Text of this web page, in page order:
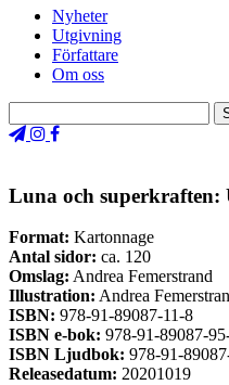
Nyheter
Utgivning
Författare
Om oss
Luna och superkraften:
Format: Kartonnage
Antal sidor: ca. 120
Omslag: Andrea Femerstrand
Illustration: Andrea
ISBN: 978-91-89087-11-8
ISBN e-bok: 978-91-89087-
ISBN Ljudbok: 978-91-
Releasedatum: 20201019